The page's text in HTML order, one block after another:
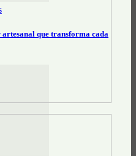
artesanal que transforma cada